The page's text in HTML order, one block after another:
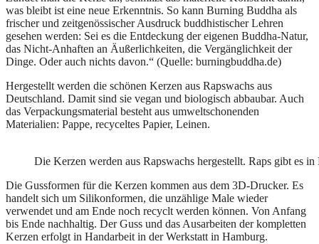
was bleibt ist eine neue Erkenntnis. So kann Burning Buddha als
frischer und zeitgenössischer Ausdruck buddhistischer Lehren
gesehen werden: Sei es die Entdeckung der eigenen Buddha-Natur,
das Nicht-Anhaften an Äußerlichkeiten, die Vergänglichkeit der
Dinge. Oder auch nichts davon.“ (Quelle: burningbuddha.de)
Hergestellt werden die schönen Kerzen aus Rapswachs aus
Deutschland. Damit sind sie vegan und biologisch abbaubar. Auch
das Verpackungsmaterial besteht aus umweltschonenden
Materialien: Pappe, recyceltes Papier, Leinen.
Die Kerzen werden aus Rapswachs hergestellt. Raps gibt
Die Gussformen für die Kerzen kommen aus dem 3D-Drucker. Es
handelt sich um Silikonformen, die unzählige Male wieder
verwendet und am Ende noch recyclt werden können. Von Anfang
bis Ende nachhaltig. Der Guss und das Ausarbeiten der kompletten
Kerzen erfolgt in Handarbeit in der Werkstatt in Hamburg.